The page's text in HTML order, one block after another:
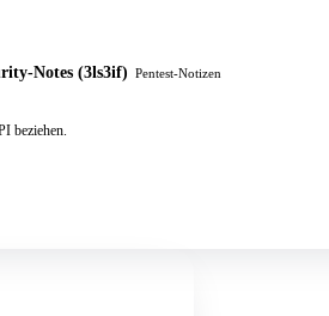
Notes (3ls3if) Pentest-Notizen
beziehen.